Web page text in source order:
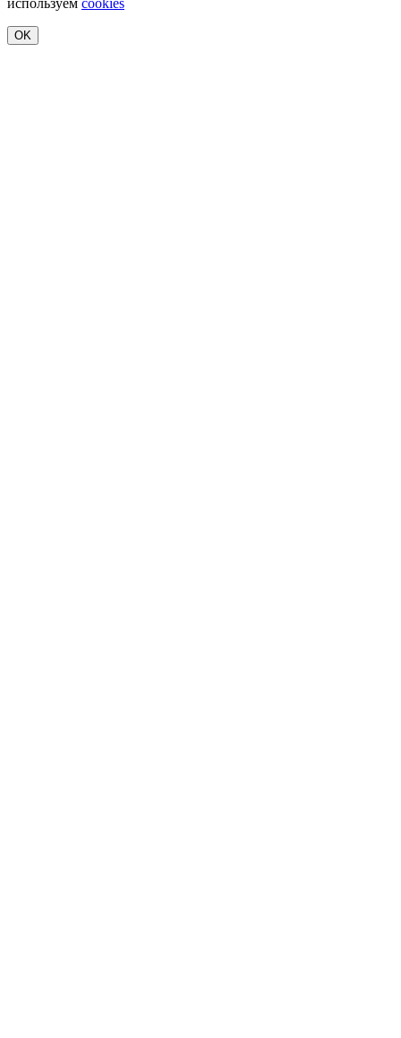
используем cookies
OK